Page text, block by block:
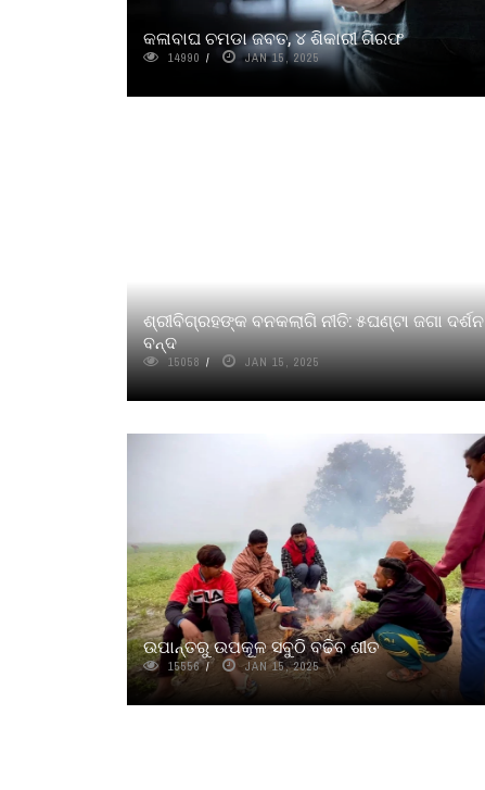
କଳାବାଘ ଚମଡା ଜବତ, ୪ ଶିକାରୀ ଗିରଫ
14990 JAN 15, 2025
ଶ୍ରୀବିଗ୍ରହଙ୍କ ବନକଲାଗି ନୀତି: ୫ଘଣ୍ଟା ଜଗା ଦର୍ଶନ
ବନ୍ଦ
15058 JAN 15, 2025
ଉପାନ୍ତରୁ ଉପକୂଳ ସବୁଠି ବଢିବ ଶୀତ
15556 JAN 15, 2025